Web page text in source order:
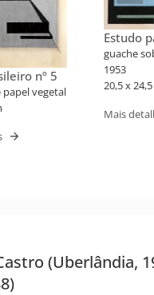
nº 5
papel vegetal
Estudo
VI:
sobre
guache
1953
20,5 x
Mais
(Uberlândia,